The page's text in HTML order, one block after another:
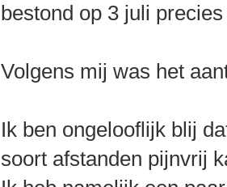
bestond op 3 juli
Volgens mij was het
Ik ben ongelooflijk blij
soort afstanden pijnvrij